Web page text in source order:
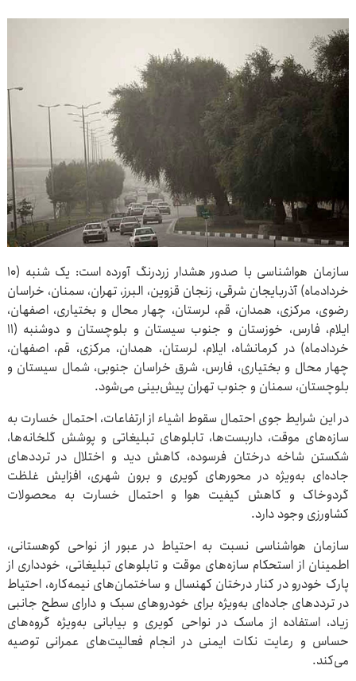
سازمان هواشناسی با صدور هشدار زردرنگ آورده است: یک شنبه (۱۰
خردادماه) آذربایجان شرقی، زنجان قزوین، البرز، تهران، سمنان، خراسان
رضوی، مرکزی، همدان، قم، لرستان، چهار محال و بختیاری، اصفهان،
ایلام، فارس، خوزستان و جنوب سیستان و بلوچستان و دوشنبه (۱۱
خردادماه) در کرمانشاه، ایلام، لرستان، همدان، مرکزی، قم، اصفهان،
چهار محال و بختیاری، فارس، شرق خراسان جنوبی، شمال سیستان و
بلوچستان، سمنان و جنوب تهران پیش‌بینی می‌شود.
در این شرایط جوی احتمال سقوط اشیاء از ارتفاعات، احتمال خسارت به
سازه‌های موقت، داربست‌ها، تابلوهای تبلیغاتی و پوشش گلخانه‌ها،
شکستن شاخه درختان فرسوده، کاهش دید و اختلال در ترددهای
جاده‌ای به‌ویژه در محورهای کویری و برون شهری، افزایش غلظت
گردوخاک و کاهش کیفیت هوا و احتمال خسارت به محصولات
کشاورزی وجود دارد.
سازمان هواشناسی نسبت به احتیاط در عبور از نواحی کوهستانی،
اطمینان از استحکام سازه‌های موقت و تابلوهای تبلیغاتی، خودداری از
پارک خودرو در کنار درختان کهنسال و ساختمان‌های نیمه‌کاره، احتیاط
در ترددهای جاده‌ای به‌ویژه برای خودروهای سبک و دارای سطح جانبی
زیاد، استفاده از ماسک در نواحی کویری و بیابانی به‌ویژه گروه‌های
حساس و رعایت نکات ایمنی در انجام فعالیت‌های عمرانی توصیه
می‌کند.